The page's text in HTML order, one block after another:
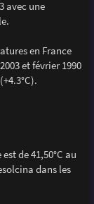
avec une
en France
et février 1990
de 41,50°C au
dans les